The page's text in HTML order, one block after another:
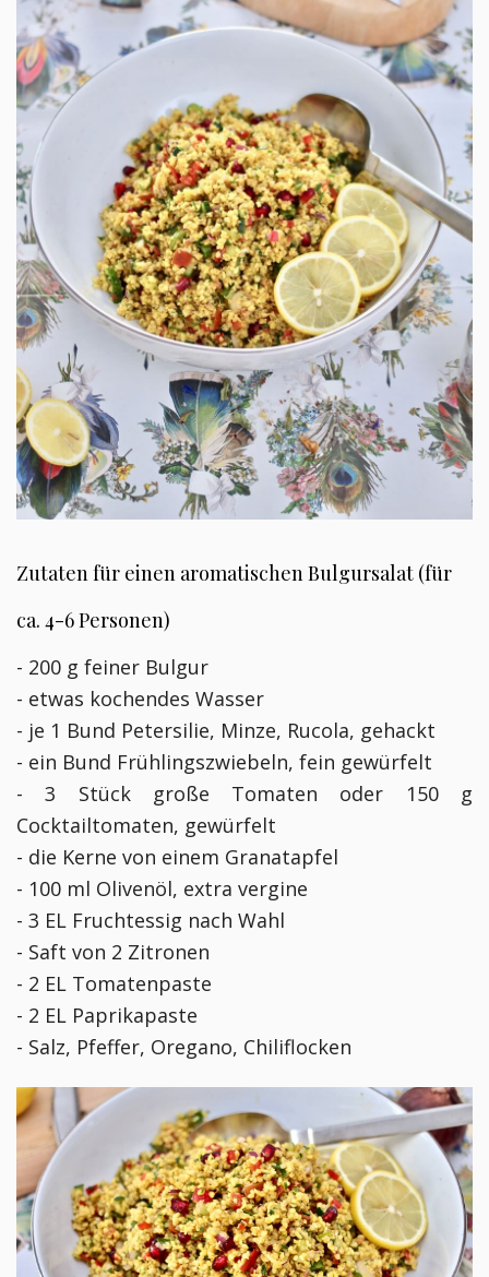
Zutaten für einen aromatischen Bulgursalat (für
ca. 4-6 Personen)
- 200 g feiner Bulgur
- etwas kochendes Wasser
- je 1 Bund Petersilie, Minze, Rucola, gehackt
- ein Bund Frühlingszwiebeln, fein gewürfelt
- 3 Stück große Tomaten oder 150 g
Cocktailtomaten, gewürfelt
- die Kerne von einem Granatapfel
- 100 ml Olivenöl, extra vergine
- 3 EL Fruchtessig nach Wahl
- Saft von 2 Zitronen
- 2 EL Tomatenpaste
- 2 EL Paprikapaste
- Salz, Pfeffer, Oregano, Chiliflocken